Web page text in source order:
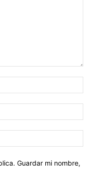
Guardar mi nombre,